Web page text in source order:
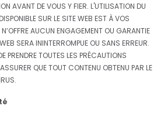
AVANT DE VOUS Y FIER. L'UTILISATION DU
SUR LE SITE WEB EST À VOS
AUCUN ENGAGEMENT OU GARANTIE
SERA ININTERROMPUE OU SANS ERREUR.
PRENDRE TOUTES LES PRÉCAUTIONS
QUE TOUT CONTENU OBTENU PAR LE